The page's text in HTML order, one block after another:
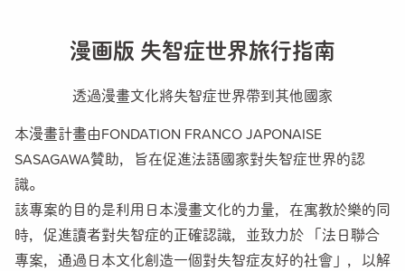
漫画版 失智症世界旅行指南
透過漫畫文化將失智症世界帶到其他國家
本漫畫計畫由FONDATION FRANCO JAPONAISE
SASAGAWA贊助，旨在促進法語國家對失智症世界的認
識。
該專案的目的是利用日本漫畫文化的力量，在寓教於樂的同
時，促進讀者對失智症的正確認識，並致力於 「法日聯合
專案，通過日本文化創造一個對失智症友好的社會」，以解